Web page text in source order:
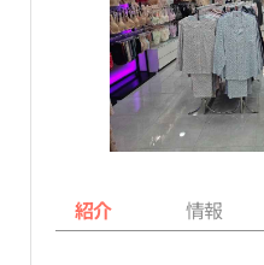
紹介 情報